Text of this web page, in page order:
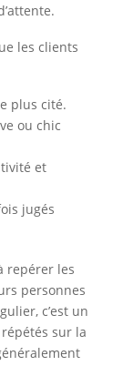
les clients
plus cité.
ou chic
et
jugés
repérer les
personnes
c’est un
sur la